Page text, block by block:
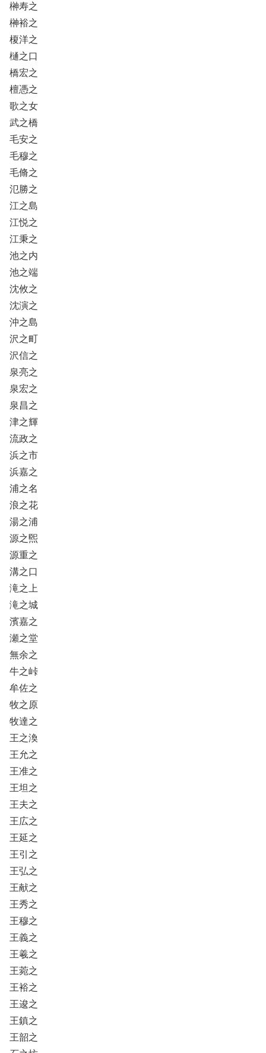
榊寿之
榊裕之
榎洋之
樋之口
橋宏之
檀憑之
歌之女
武之橋
毛安之
毛穆之
毛脩之
氾勝之
江之島
江悦之
江秉之
池之内
池之端
沈攸之
沈演之
沖之島
沢之町
沢信之
泉亮之
泉宏之
泉昌之
津之輝
流政之
浜之市
浜嘉之
浦之名
浪之花
湯之浦
源之煕
源重之
溝之口
滝之上
滝之城
濱嘉之
瀬之堂
無余之
牛之峠
牟佐之
牧之原
牧達之
王之渙
王允之
王准之
王坦之
王夫之
王広之
王延之
王引之
王弘之
王献之
王秀之
王穆之
王義之
王羲之
王菀之
王裕之
王逡之
王鎮之
王韶之